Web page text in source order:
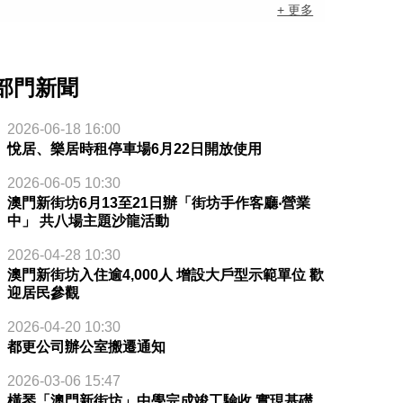
+ 更多
門新聞
2026-06-18 16:00
悅居、樂居時租停車場6月22日開放使用
2026-06-05 10:30
澳門新街坊6月13至21日辦「街坊手作客廳‧營業
中」 共八場主題沙龍活動
2026-04-28 10:30
澳門新街坊入住逾4,000人 增設大戶型示範單位 歡
迎居民參觀
2026-04-20 10:30
都更公司辦公室搬遷通知
2026-03-06 15:47